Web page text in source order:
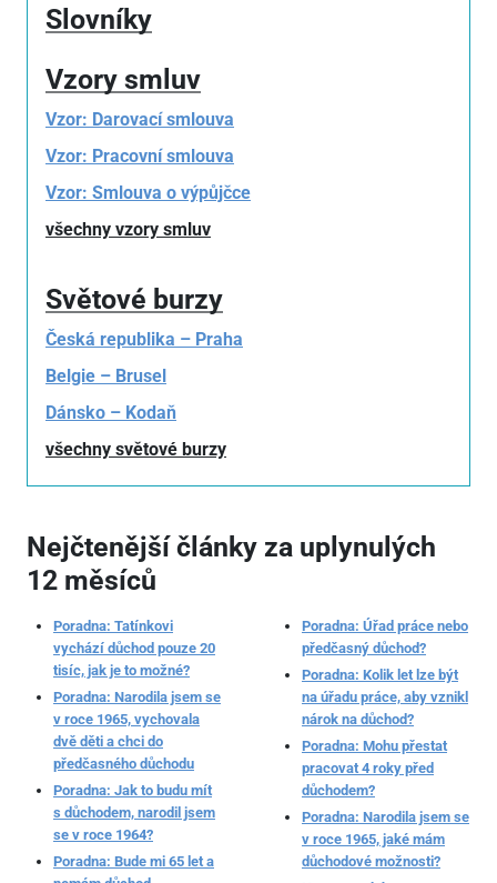
Slovníky
Vzory smluv
Vzor: Darovací smlouva
Vzor: Pracovní smlouva
Vzor: Smlouva o výpůjčce
všechny vzory smluv
Světové burzy
Česká republika – Praha
Belgie – Brusel
Dánsko – Kodaň
všechny světové burzy
Nejčtenější články za uplynulých
12 měsíců
Poradna: Tatínkovi
vychází důchod pouze 20
tisíc, jak je to možné?
Poradna: Narodila jsem se
v roce 1965, vychovala
dvě děti a chci do
předčasného důchodu
Poradna: Jak to budu mít
s důchodem, narodil jsem
se v roce 1964?
Poradna: Bude mi 65 let a
Poradna: Úřad práce nebo
předčasný důchod?
Poradna: Kolik let lze být
na úřadu práce, aby vznikl
nárok na důchod?
Poradna: Mohu přestat
pracovat 4 roky před
důchodem?
Poradna: Narodila jsem se
v roce 1965, jaké mám
důchodové možnosti?